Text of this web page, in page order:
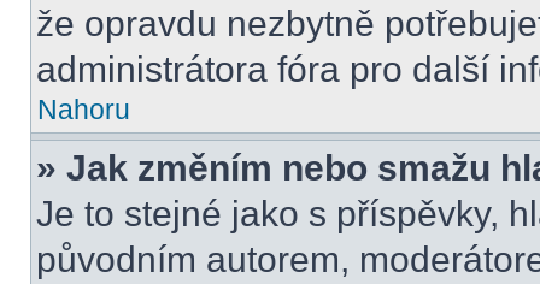
že opravdu nezbytně
administrátora fóra pro další
Nahoru
» Jak změním nebo smažu
Je to stejné jako s příspěvky,
původním autorem,